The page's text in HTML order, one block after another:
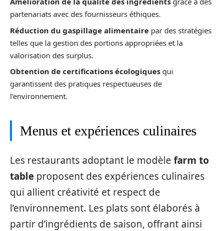
partenariats avec des fournisseurs éthiques.
Réduction du gaspillage alimentaire par des stratégies
telles que la gestion des portions appropriées et la
valorisation des surplus.
Obtention de certifications écologiques qui
garantissent des pratiques respectueuses de
l’environnement.
Menus et expériences culinaires
Les restaurants adoptant le modèle farm to
table proposent des expériences culinaires
qui allient créativité et respect de
l’environnement. Les plats sont élaborés à
partir d’ingrédients de saison, offrant ainsi